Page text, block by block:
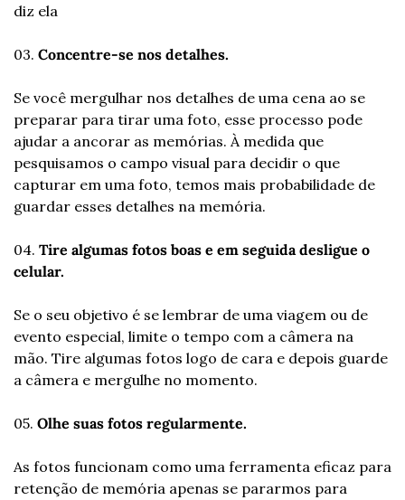
diz ela
03. Concentre-se nos detalhes.
Se você mergulhar nos detalhes de uma cena ao se
preparar para tirar uma foto, esse processo pode
ajudar a ancorar as memórias. À medida que
pesquisamos o campo visual para decidir o que
capturar em uma foto, temos mais probabilidade de
guardar esses detalhes na memória.
04. Tire algumas fotos boas e em seguida desligue o
celular.
Se o seu objetivo é se lembrar de uma viagem ou de
evento especial, limite o tempo com a câmera na
mão. Tire algumas fotos logo de cara e depois guarde
a câmera e mergulhe no momento.
05. Olhe suas fotos regularmente.
As fotos funcionam como uma ferramenta eficaz para
retenção de memória apenas se pararmos para